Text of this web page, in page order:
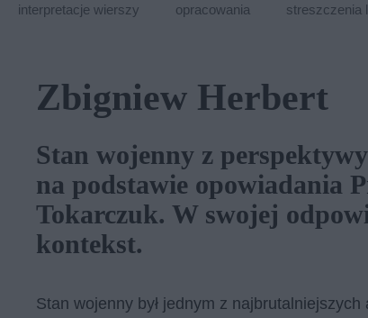
interpretacje wierszy opracowania streszczenia
Zbigniew Herbert
Stan wojenny z
na podstawie opowiadania
Tokarczuk. W swojej
kontekst.
Stan wojenny był jednym z